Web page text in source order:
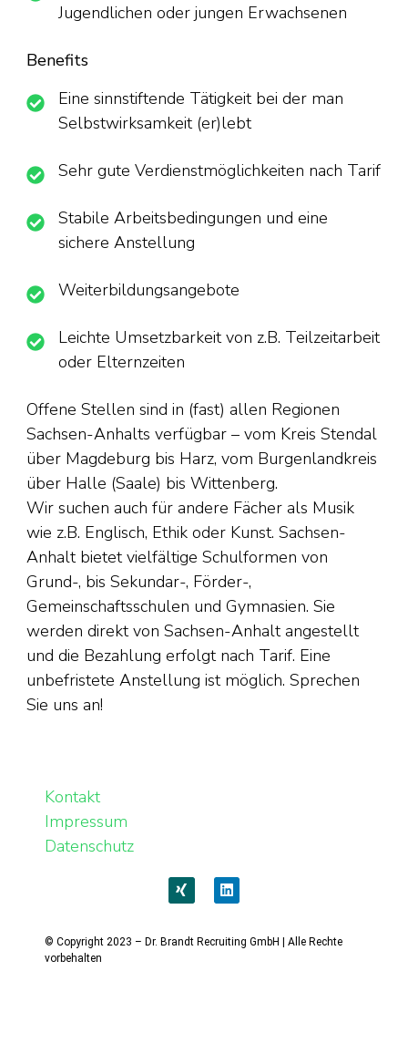
Jugendlichen oder jungen Erwachsenen
Benefits
Eine sinnstiftende Tätigkeit bei der man
Selbstwirksamkeit (er)lebt
Sehr gute Verdienstmöglichkeiten nach Tarif
Stabile Arbeitsbedingungen und eine
sichere Anstellung
Weiterbildungsangebote
Leichte Umsetzbarkeit von z.B. Teilzeitarbeit
oder Elternzeiten
Offene Stellen sind in (fast) allen Regionen
Sachsen-Anhalts verfügbar – vom Kreis Stendal
über Magdeburg bis Harz, vom Burgenlandkreis
über Halle (Saale) bis Wittenberg.
Wir suchen auch für andere Fächer als Musik
wie z.B. Englisch, Ethik oder Kunst. Sachsen-
Anhalt bietet vielfältige Schulformen von
Grund-, bis Sekundar-, Förder-,
Gemeinschaftsschulen und Gymnasien. Sie
werden direkt von Sachsen-Anhalt angestellt
und die Bezahlung erfolgt nach Tarif. Eine
unbefristete Anstellung ist möglich. Sprechen
Sie uns an!
Kontakt
Impressum
Datenschutz
© Copyright 2023 – Dr. Brandt Recruiting GmbH | Alle Rechte
vorbehalten